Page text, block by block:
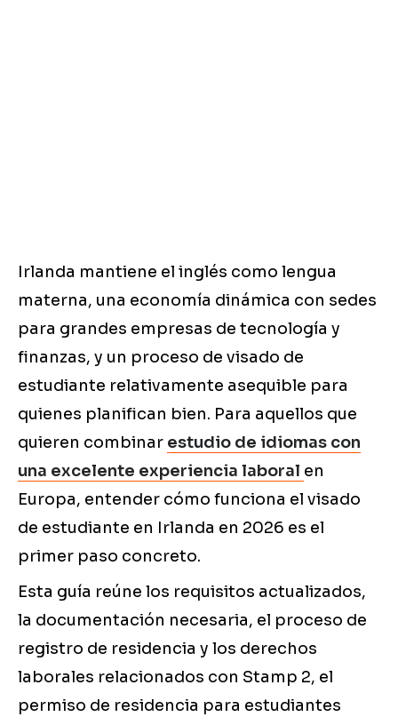
Irlanda mantiene el inglés como lengua
materna, una economía dinámica con sedes
para grandes empresas de tecnología y
finanzas, y un proceso de visado de
estudiante relativamente asequible para
quienes planifican bien. Para aquellos que
quieren combinar estudio de idiomas con
una excelente experiencia laboral en
Europa, entender cómo funciona el visado
de estudiante en Irlanda en 2026 es el
primer paso concreto.
Esta guía reúne los requisitos actualizados,
la documentación necesaria, el proceso de
registro de residencia y los derechos
laborales relacionados con Stamp 2, el
permiso de residencia para estudiantes